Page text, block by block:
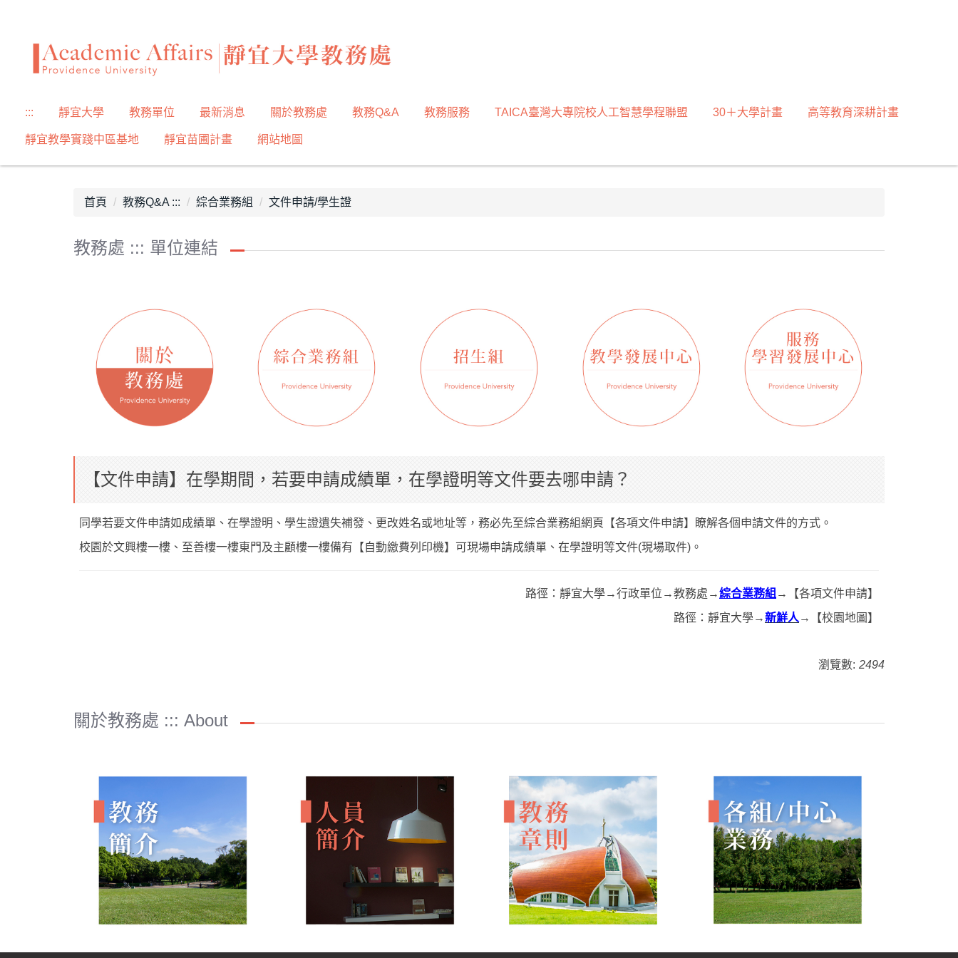
::: 靜宜大學 教務單位 最新消息 關於教務處 教務Q&A 教務服務 TAICA臺灣大專院校人工智慧學程聯盟 30＋大學計畫 高等教育深耕計畫
靜宜教學實踐中區基地 靜宜苗圃計畫 網站地圖
首頁 教務Q&A ::: 綜合業務組 文件申請/學生證
教務處 ::: 單位連結
【文件申請】在學期間，若要申請成績單，在學證明等文件要去哪申請？
同學若要文件申請如成績單、在學證明、學生證遺失補發、更改姓名或地址等，務必先至綜合業務組網頁【各項文件申請】瞭解各個申請文件的方式。
校園於文興樓一樓、至善樓一樓東門及主顧樓一樓備有【自動繳費列印機】可現場申請成績單、在學證明等文件(現場取件)。
路徑：靜宜大學→行政單位→教務處→綜合業務組 →【各項文件申請】
路徑：靜宜大學→新鮮人 →【校園地圖】
瀏覽數: 2494
關於教務處 ::: About